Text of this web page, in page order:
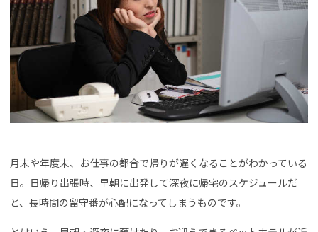
月末や年度末、お仕事の都合で帰りが遅くなることがわかっている
日。日帰り出張時、早朝に出発して深夜に帰宅のスケジュールだ
と、長時間の留守番が心配になってしまうものです。